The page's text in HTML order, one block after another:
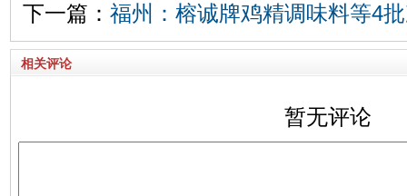
下一篇： 福州：榕诚牌鸡精调味料等4
相关评论
暂无评论